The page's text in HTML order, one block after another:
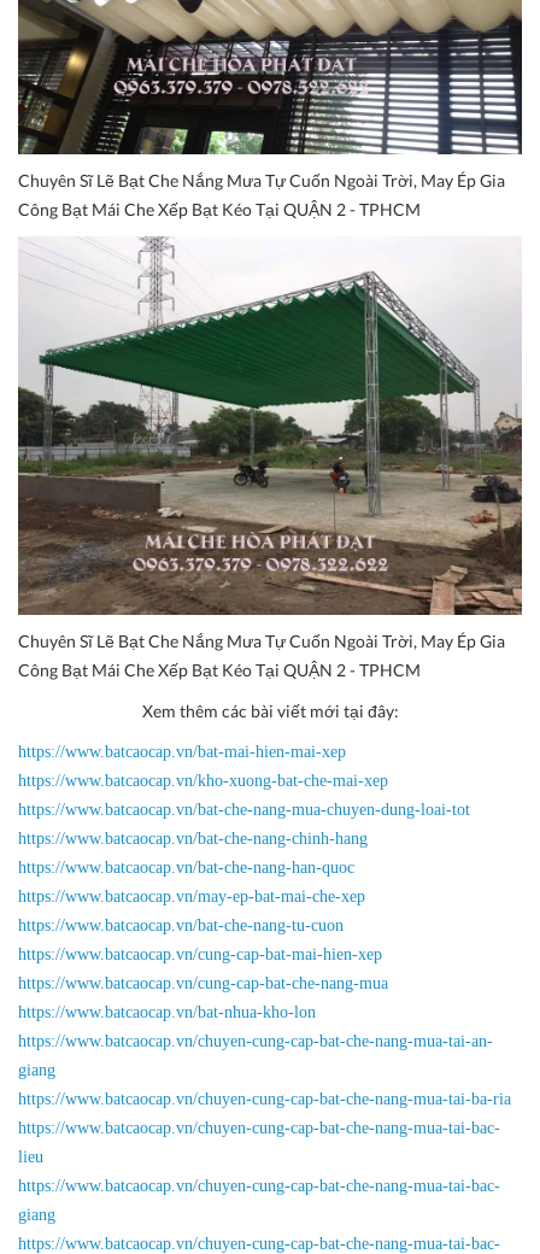
Chuyên Sĩ Lẽ Bạt Che Nắng Mưa Tự Cuốn Ngoài Trời, May Ép Gia
Công Bạt Mái Che Xếp Bạt Kéo Tại QUẬN 2 - TPHCM
Chuyên Sĩ Lẽ Bạt Che Nắng Mưa Tự Cuốn Ngoài Trời, May Ép Gia
Công Bạt Mái Che Xếp Bạt Kéo Tại QUẬN 2 - TPHCM
Xem thêm các bài viết mới tại đây:
https://www.batcaocap.vn/bat-mai-hien-mai-xep
https://www.batcaocap.vn/kho-xuong-bat-che-mai-xep
https://www.batcaocap.vn/bat-che-nang-mua-chuyen-dung-loai-tot
https://www.batcaocap.vn/bat-che-nang-chinh-hang
https://www.batcaocap.vn/bat-che-nang-han-quoc
https://www.batcaocap.vn/may-ep-bat-mai-che-xep
https://www.batcaocap.vn/bat-che-nang-tu-cuon
https://www.batcaocap.vn/cung-cap-bat-mai-hien-xep
https://www.batcaocap.vn/cung-cap-bat-che-nang-mua
https://www.batcaocap.vn/bat-nhua-kho-lon
https://www.batcaocap.vn/chuyen-cung-cap-bat-che-nang-mua-tai-an-
giang
https://www.batcaocap.vn/chuyen-cung-cap-bat-che-nang-mua-tai-ba-ria
https://www.batcaocap.vn/chuyen-cung-cap-bat-che-nang-mua-tai-bac-
lieu
https://www.batcaocap.vn/chuyen-cung-cap-bat-che-nang-mua-tai-bac-
giang
https://www.batcaocap.vn/chuyen-cung-cap-bat-che-nang-mua-tai-bac-